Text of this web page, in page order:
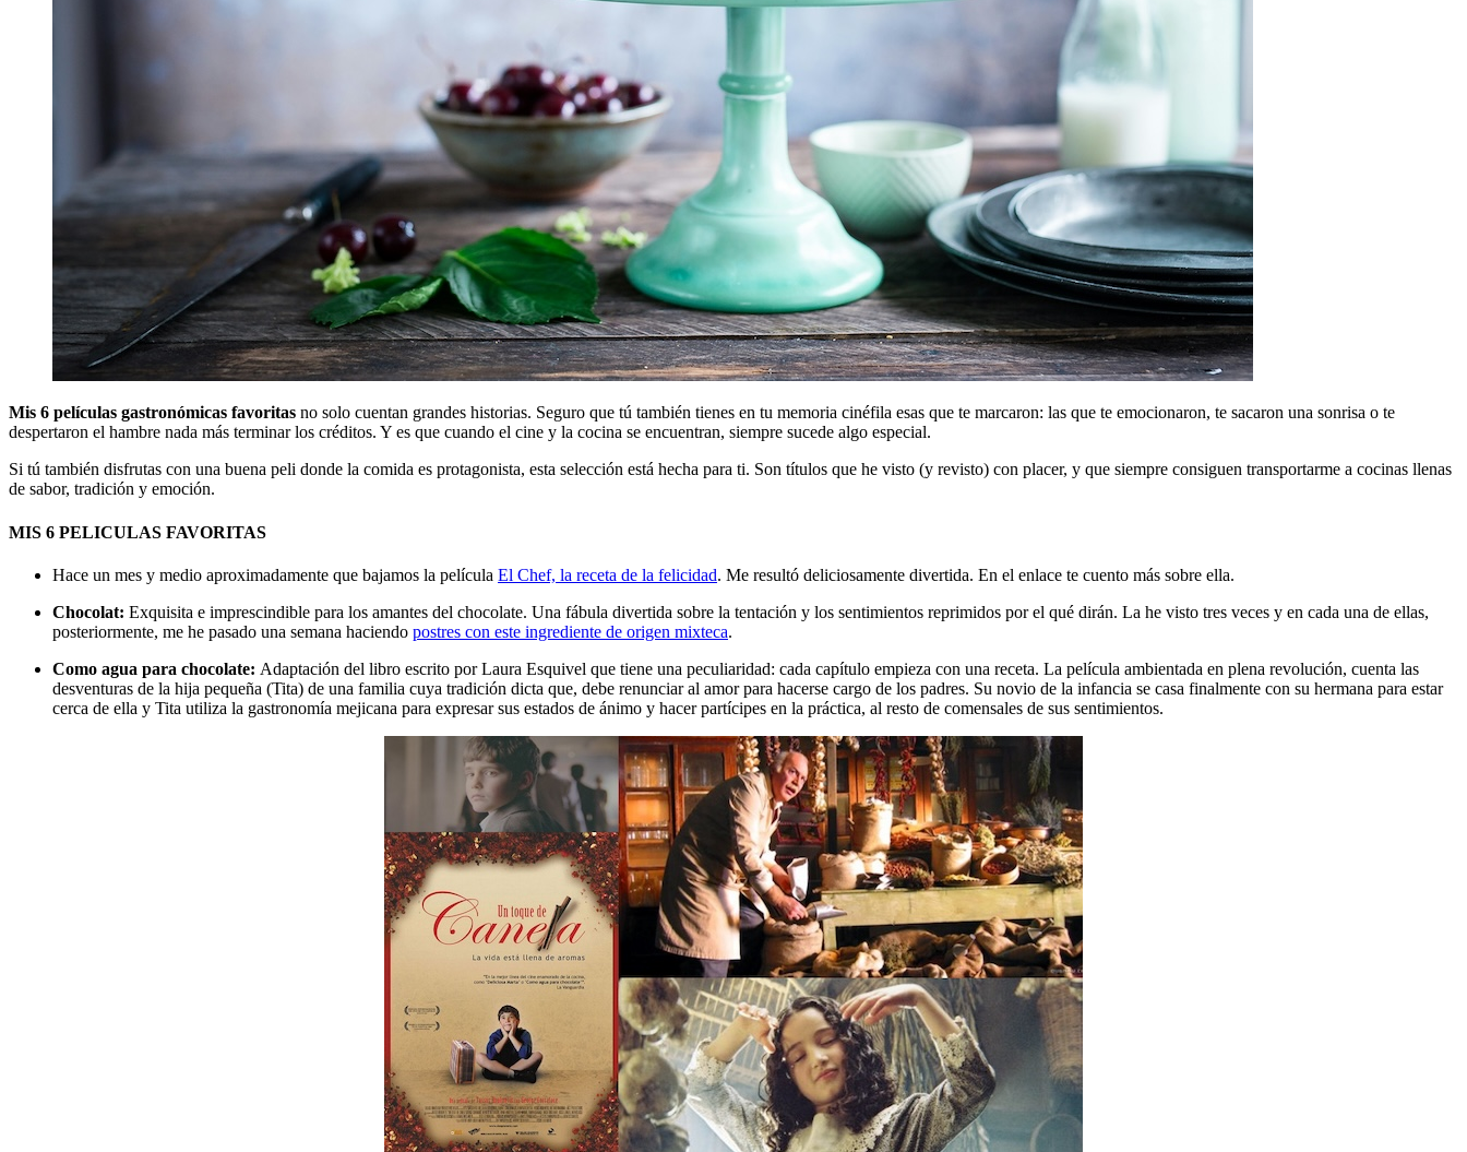
Mis 6 películas gastronómicas favoritas no solo cuentan grandes historias. Seguro que tú también tienes en tu memoria cinéfila esas que te marcaron: las que te emocionaron, te sacaron una sonrisa o te
despertaron el hambre nada más terminar los créditos. Y es que cuando el cine y la cocina se encuentran, siempre sucede algo especial.
Si tú también disfrutas con una buena peli donde la comida es protagonista, esta selección está hecha para ti. Son títulos que he visto (y revisto) con placer, y que siempre consiguen transportarme a cocinas llenas
de sabor, tradición y emoción.
MIS 6 PELICULAS FAVORITAS
Hace un mes y medio aproximadamente que bajamos la película El Chef, la receta de la felicidad. Me resultó deliciosamente divertida. En el enlace te cuento más sobre ella.
Chocolat: Exquisita e imprescindible para los amantes del chocolate. Una fábula divertida sobre la tentación y los sentimientos reprimidos por el qué dirán. La he visto tres veces y en cada una de ellas,
posteriormente, me he pasado una semana haciendo postres con este ingrediente de origen mixteca.
Como agua para chocolate: Adaptación del libro escrito por Laura Esquivel que tiene una peculiaridad: cada capítulo empieza con una receta. La película ambientada en plena revolución, cuenta las
desventuras de la hija pequeña (Tita) de una familia cuya tradición dicta que, debe renunciar al amor para hacerse cargo de los padres. Su novio de la infancia se casa finalmente con su hermana para estar
cerca de ella y Tita utiliza la gastronomía mejicana para expresar sus estados de ánimo y hacer partícipes en la práctica, al resto de comensales de sus sentimientos.